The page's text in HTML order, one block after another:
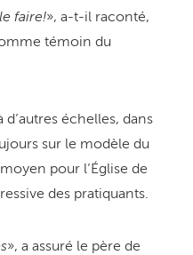
faire!», a-t-il raconté,
témoin du
échelles, dans
sur le modèle du
pour l’Église de
des pratiquants.
», a assuré le père de